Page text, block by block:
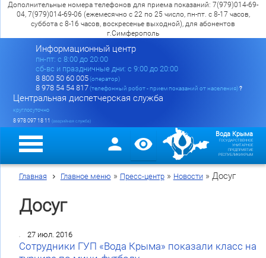
Дополнительные номера телефонов для приема показаний: 7(979)014-69-
04, 7(979)014-69-06 (ежемесячно с 22 по 25 число, пн-пт. с 8-17 часов,
суббота с 8-16 часов, воскресенье выходной), для абонентов
г.Симферополь
Информационный центр
пн-пт: c 8:00 до 20:00
сб-вс и праздничные дни: с 9:00 до 20:00
8 800 50 60 005(оператор)
8 978 54 54 817(телефонный робот - прием показаний от населения)?
Центральная диспетчерская служба
круглосуточно
8 978 097 18 11 (аварийная служба)
Вода Крыма
ГОСУДАРСТВЕННОЕ
УНИТАРНОЕ
ПРЕДПРИЯТИЕ
РЕСПУБЛИКИ КРЫМ
Главная Главное меню » Пресс-центр» Новости» Досуг
Досуг
27 июл. 2016
Сотрудники ГУП «Вода Крыма» показали класс на